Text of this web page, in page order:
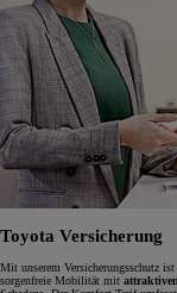
Toyota Versicherung
Mit unserem Versicherungsschutz
sorgenfreie Mobilität mit